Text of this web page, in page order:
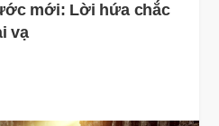
mới: Lời hứa chắc
vạ